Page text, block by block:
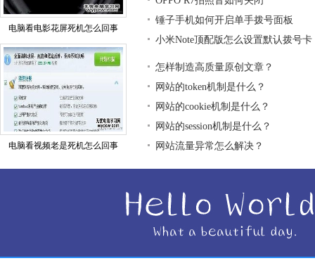
电脑看电影花屏死机怎么回事
电脑看视频老是死机怎么回事
锤子手机如何开启单手拨号面板
小米Note顶配版怎么设置默认拨号卡
怎样制造高质量原创文章？
网站的token机制是什么？
网站的cookie机制是什么？
网站的session机制是什么？
网站流量异常怎么解决？